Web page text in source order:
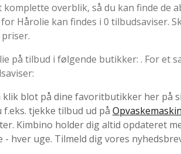
overblik, så du kan finde de
Hårolie kan findes i 0 tilbudsaviser.
på tilbud i følgende butikker: . For et
klik blot på dine favoritbutikker her på
tjekke tilbud ud på
Kimbino holder dig altid opdateret
hver uge. Tilmeld dig vores